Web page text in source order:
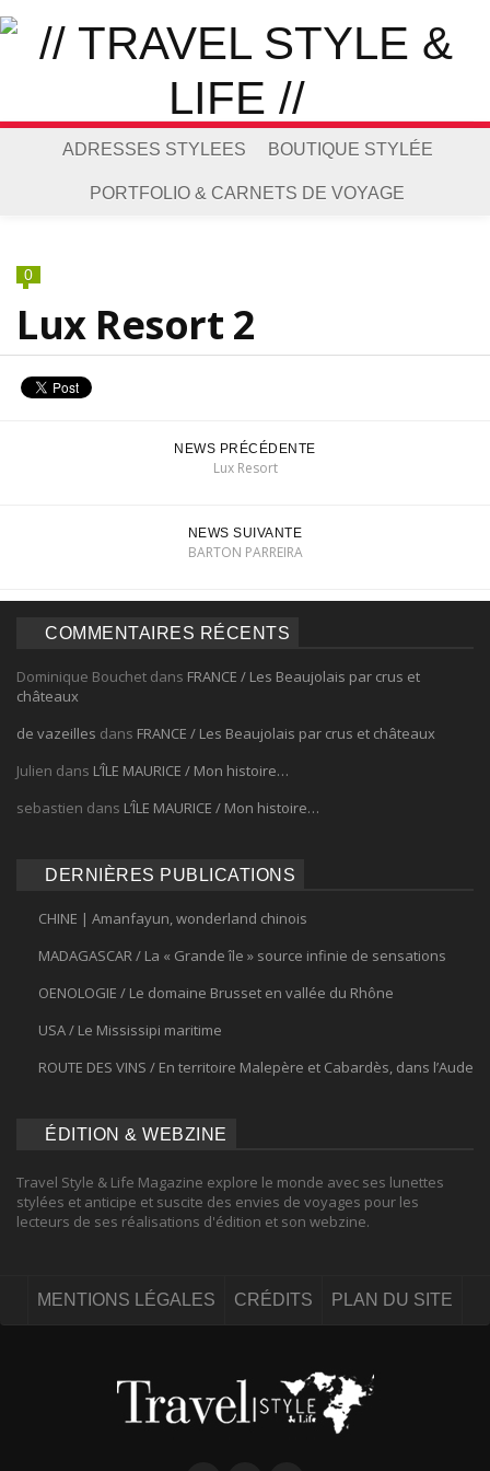
ADRESSES STYLEES BOUTIQUE STYLÉE
PORTFOLIO & CARNETS DE VOYAGE
0
Lux Resort 2
NEWS PRÉCÉDENTE
Lux Resort
NEWS SUIVANTE
BARTON PARREIRA
COMMENTAIRES RÉCENTS
Dominique Bouchet dans FRANCE / Les Beaujolais par crus et
châteaux
de vazeilles dans FRANCE / Les Beaujolais par crus et châteaux
Julien dans L’ÎLE MAURICE / Mon histoire…
sebastien dans L’ÎLE MAURICE / Mon histoire…
DERNIÈRES PUBLICATIONS
CHINE | Amanfayun, wonderland chinois
MADAGASCAR / La « Grande île » source infinie de sensations
OENOLOGIE / Le domaine Brusset en vallée du Rhône
USA / Le Mississipi maritime
ROUTE DES VINS / En territoire Malepère et Cabardès, dans l’Aude
ÉDITION & WEBZINE
Travel Style & Life Magazine explore le monde avec ses lunettes
stylées et anticipe et suscite des envies de voyages pour les
lecteurs de ses réalisations d'édition et son webzine.
MENTIONS LÉGALES CRÉDITS PLAN DU SITE